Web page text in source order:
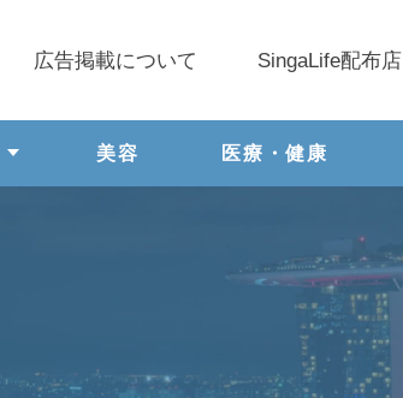
美容 医療・健康
広告掲載について SingaLife配布店